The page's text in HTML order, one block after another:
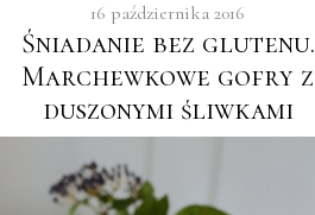
16 października 2016
Śniadanie bez glutenu.
Marchewkowe gofry z
duszonymi śliwkami